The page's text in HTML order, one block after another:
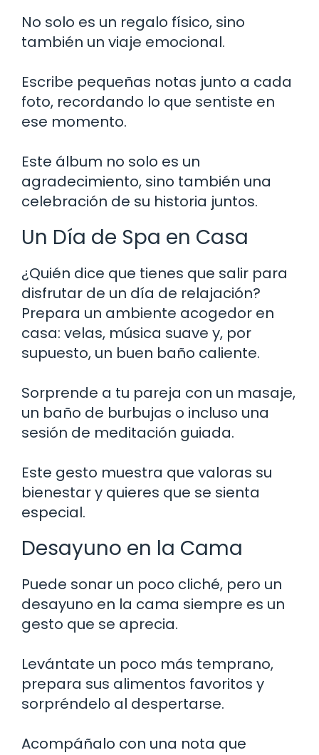
No solo es un regalo físico, sino
también un viaje emocional.
Escribe pequeñas notas junto a cada
foto, recordando lo que sentiste en
ese momento.
Este álbum no solo es un
agradecimiento, sino también una
celebración de su historia juntos.
Un Día de Spa en Casa
¿Quién dice que tienes que salir para
disfrutar de un día de relajación?
Prepara un ambiente acogedor en
casa: velas, música suave y, por
supuesto, un buen baño caliente.
Sorprende a tu pareja con un masaje,
un baño de burbujas o incluso una
sesión de meditación guiada.
Este gesto muestra que valoras su
bienestar y quieres que se sienta
especial.
Desayuno en la Cama
Puede sonar un poco cliché, pero un
desayuno en la cama siempre es un
gesto que se aprecia.
Levántate un poco más temprano,
prepara sus alimentos favoritos y
sorpréndelo al despertarse.
Acompáñalo con una nota que